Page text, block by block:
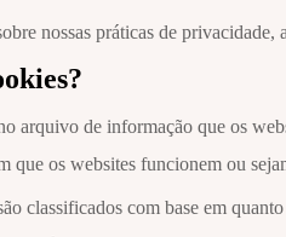
nossas práticas de privacidade,
arquivo de informação que os
que os websites funcionem ou
classificados com base em